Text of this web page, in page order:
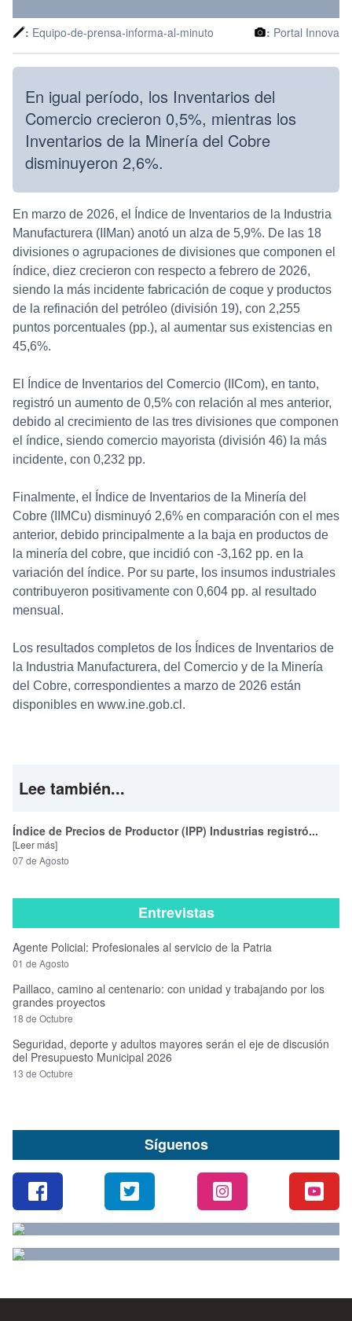
: Equipo-de-prensa-informa-al-minuto : Portal Innova
En igual período, los Inventarios del
Comercio crecieron 0,5%, mientras los
Inventarios de la Minería del Cobre
disminuyeron 2,6%.
En marzo de 2026, el Índice de Inventarios de la Industria
Manufacturera (IIMan) anotó un alza de 5,9%. De las 18
divisiones o agrupaciones de divisiones que componen el
índice, diez crecieron con respecto a febrero de 2026,
siendo la más incidente fabricación de coque y productos
de la refinación del petróleo (división 19), con 2,255
puntos porcentuales (pp.), al aumentar sus existencias en
45,6%.
El Índice de Inventarios del Comercio (IICom), en tanto,
registró un aumento de 0,5% con relación al mes anterior,
debido al crecimiento de las tres divisiones que componen
el índice, siendo comercio mayorista (división 46) la más
incidente, con 0,232 pp.
Finalmente, el Índice de Inventarios de la Minería del
Cobre (IIMCu) disminuyó 2,6% en comparación con el mes
anterior, debido principalmente a la baja en productos de
la minería del cobre, que incidió con -3,162 pp. en la
variación del índice. Por su parte, los insumos industriales
contribuyeron positivamente con 0,604 pp. al resultado
mensual.
Los resultados completos de los Índices de Inventarios de
la Industria Manufacturera, del Comercio y de la Minería
del Cobre, correspondientes a marzo de 2026 están
disponibles en www.ine.gob.cl .
Lee también...
Índice de Precios de Productor (IPP) Industrias registró...
[Leer más]
07 de Agosto
Entrevistas
Agente Policial: Profesionales al servicio de la Patria
01 de Agosto
Paillaco, camino al centenario: con unidad y trabajando por los
grandes proyectos
18 de Octubre
Seguridad, deporte y adultos mayores serán el eje de discusión
del Presupuesto Municipal 2026
13 de Octubre
Síguenos